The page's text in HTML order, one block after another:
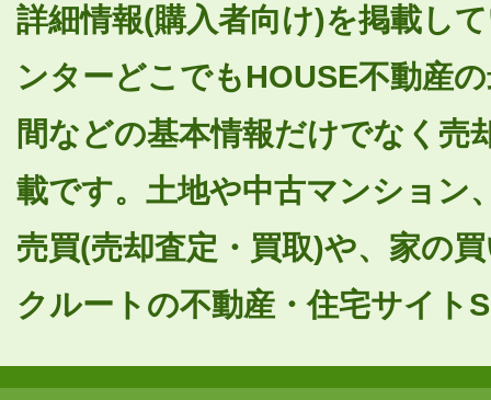
詳細情報(購入者向け)を掲載し
ンターどこでもHOUSE不動産
間などの基本情報だけでなく売
載です。土地や中古マンション
売買(売却査定・買取)や、家の
クルートの不動産・住宅サイト